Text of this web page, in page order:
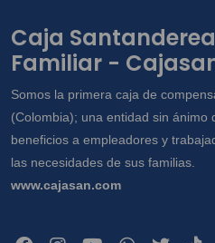
Caja
Familiar -
Somos la primera caja de
(Colombia); una entidad sin ánimo
beneficios a empleadores y
las necesidades de sus familias.
www.cajasan.com